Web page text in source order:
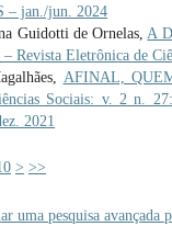
– jan./jun. 2024
Guidotti de Ornelas,A
– Revista Eletrônica de
AFINAL,
Sociais: v. 2 n.
2021
> >>
uma pesquisa avançada